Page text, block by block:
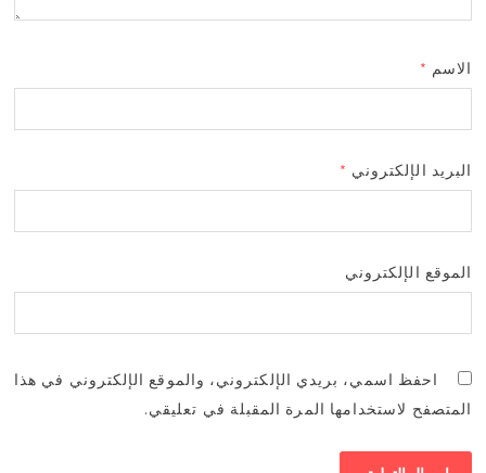
الاسم *
البريد الإلكتروني *
الموقع الإلكتروني
احفظ اسمي، بريدي الإلكتروني، والموقع الإلكتروني في هذا
المتصفح لاستخدامها المرة المقبلة في تعليقي.